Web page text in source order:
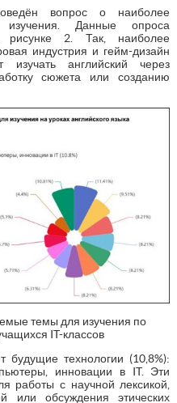
вопрос о наиболее
Данные опроса
рисунке 2. Так, наиболее
индустрия и гейм-дизайн
изучать английский через
сюжета или созданию
темы для изучения по
IT-классов
будущие технологии (10,8%):
инновации в IT. Эти
работы с научной лексикой,
или обсуждения этических